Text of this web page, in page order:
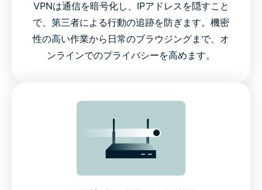
VPNは通信を暗号化し、IPアドレスを隠すこと
で、第三者による行動の追跡を防ぎます。機密
性の高い作業から日常のブラウジングまで、オ
ンラインでのプライバシーを高めます。